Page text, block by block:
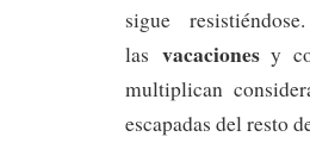
sigue
lasvacaciones y
multiplican
escapadas del resto